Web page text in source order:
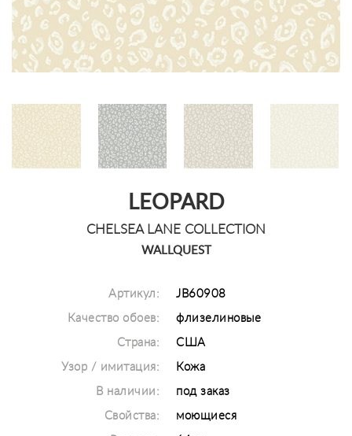
LEOPARD
CHELSEA LANE COLLECTION
WALLQUEST
Артикул: JB60908
Качество обоев: флизелиновые
Страна: США
Узор / имитация: Кожа
В наличии: под заказ
Свойства: моющиеся